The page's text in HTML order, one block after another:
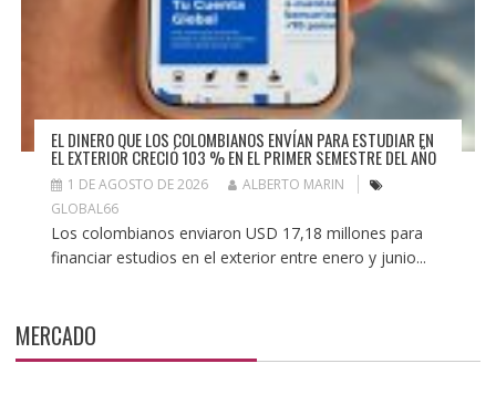
EL DINERO QUE LOS COLOMBIANOS ENVÍAN PARA ESTUDIAR EN
EL EXTERIOR CRECIÓ 103 % EN EL PRIMER SEMESTRE DEL AÑO
1 DE AGOSTO DE 2026
ALBERTO MARIN
GLOBAL66
Los colombianos enviaron USD 17,18 millones para
financiar estudios en el exterior entre enero y junio...
MERCADO